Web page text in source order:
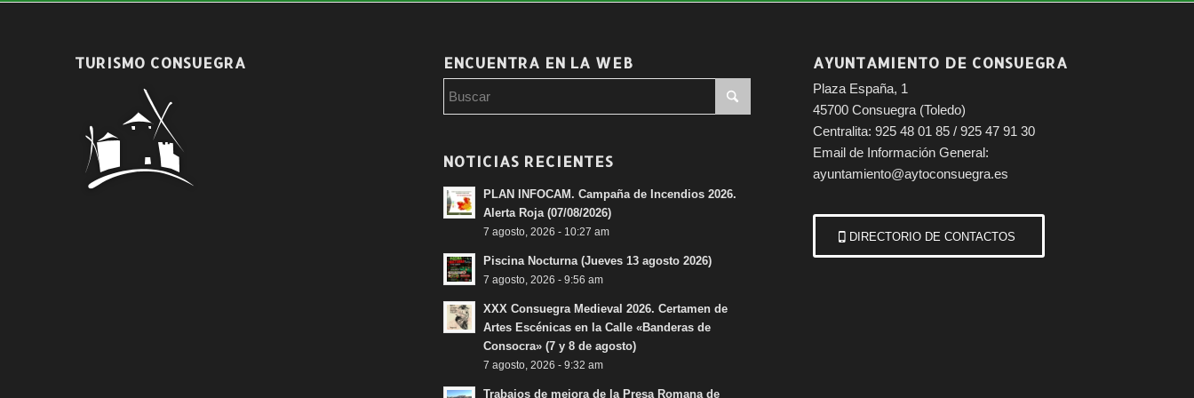
TURISMO CONSUEGRA ENCUENTRA EN LA WEB
NOTICIAS RECIENTES
PLAN INFOCAM. Campaña de Incendios 2026.
Alerta Roja (07/08/2026)
7 agosto, 2026 - 10:27 am
Piscina Nocturna (Jueves 13 agosto 2026)
7 agosto, 2026 - 9:56 am
XXX Consuegra Medieval 2026. Certamen de
Artes Escénicas en la Calle «Banderas de
Consocra» (7 y 8 de agosto)
7 agosto, 2026 - 9:32 am
Trabajos de mejora de la Presa Romana de
AYUNTAMIENTO DE CONSUEGRA
Plaza España, 1
45700 Consuegra (Toledo)
Centralita: 925 48 01 85 / 925 47 91 30
Email de Información General:
ayuntamiento@aytoconsuegra.es
DIRECTORIO DE CONTACTOS